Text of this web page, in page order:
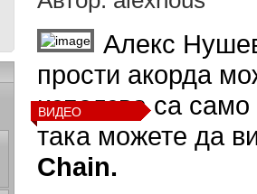
ВИДЕО
Алекс
прости акорда
използва са само
така можете да
Chain.